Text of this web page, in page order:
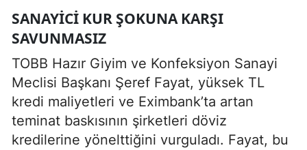
SANAYICI KUR ŞOKUNA KARŞI
SAVUNMASIZ
TOBB Hazır Giyim ve Konfeksiyon Sanayi
Meclisi Başkanı Şeref Fayat, yüksek TL
kredi maliyetleri ve Eximbank’ta artan
teminat baskısının şirketleri döviz
kredilerine yönelttiğini vurguladı. Fayat, bu